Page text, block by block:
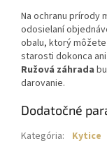
Na ochranu prírody
odosielaní
obalu, ktorý
starosti dokonca
Ružová záhrada
darovanie.
Dodatočné
Kategória:
Kytice